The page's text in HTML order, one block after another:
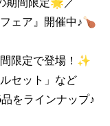
ェア』開催中♪🍗
限定で登場！✨
セット」など
をラインナップ♪